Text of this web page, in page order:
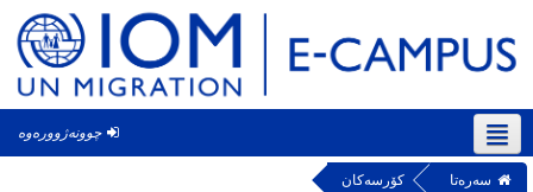
چوونەژوورەوە
کۆرسەکان